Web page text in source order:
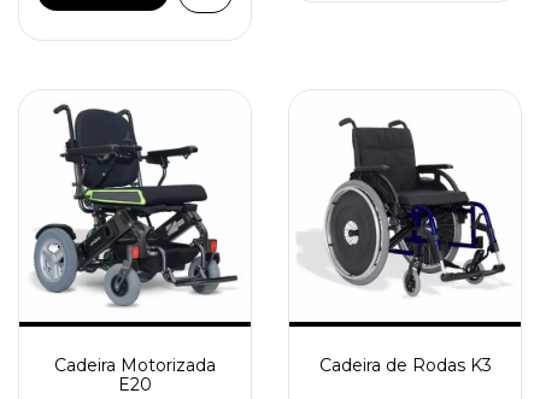
Cadeira Motorizada
E20
Cadeira de Rodas K3